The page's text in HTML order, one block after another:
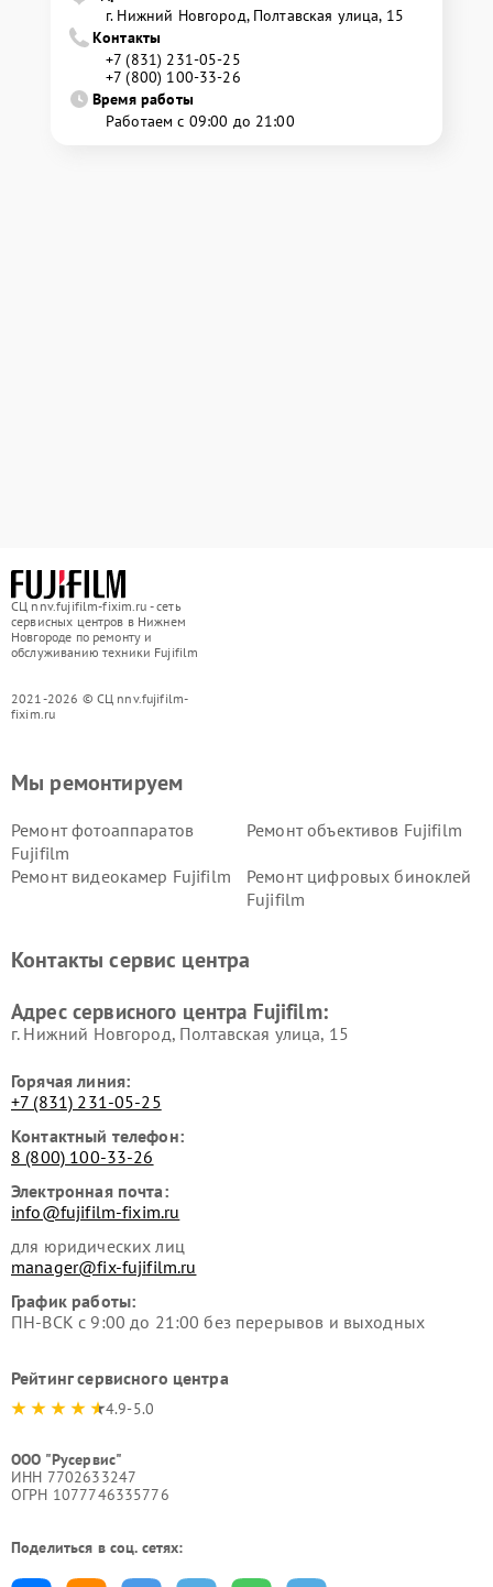
г. Нижний Новгород, Полтавская улица, 15
Контакты
+7 (831) 231-05-25
+7 (800) 100-33-26
Время работы
Работаем с 09:00 до 21:00
СЦ nnv.fujifilm-fixim.ru - сеть
сервисных центров в Нижнем
Новгороде по ремонту и
обслуживанию техники Fujifilm
2021-2026 © СЦ nnv.fujifilm-
fixim.ru
Мы ремонтируем
Ремонт фотоаппаратов
Fujifilm
Ремонт объективов Fujifilm
Ремонт видеокамер Fujifilm
Ремонт цифровых биноклей
Fujifilm
Контакты сервис центра
Адрес сервисного центра Fujifilm:
г. Нижний Новгород, Полтавская улица, 15
Горячая линия:
+7 (831) 231-05-25
Контактный телефон:
8 (800) 100-33-26
Электронная почта:
info@fujifilm-fixim.ru
для юридических лиц
manager@fix-fujifilm.ru
График работы:
ПН-ВСК с 9:00 до 21:00 без перерывов и выходных
Рейтинг сервисного центра
4.9-5.0
ООО "Русервис"
ИНН 7702633247
ОГРН 1077746335776
Поделиться в соц. сетях: